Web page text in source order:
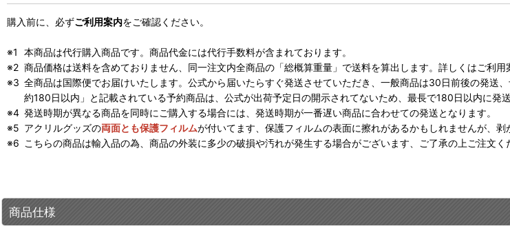
購入前に、必ずご利用案内をご確認ください。
本商品は代行購入商品です。商品代金には代行手数料が含まれております。
商品価格は送料を含めておりません、同一注文内全商品の「総概算重量」で送料を算出します。詳しくはご利用
全商品は国際便でお届けいたします。公式から届いたらすぐ発送させていただき、一般商品は30日前後の発
約180日以内」と記載されている予約商品は、公式が出荷予定日の開示されてないため、最長で180日以内に発
発送時期が異なる商品を同時にご購入する場合には、発送時期が一番遅い商品に合わせての発送となります。
アクリルグッズの両面とも保護フィルムが付いてます、保護フィルムの表面に擦れがあるかもしれませんが、
こちらの商品は輸入品の為、商品の外装に多少の破損や汚れが発生する場合がございます、ご了承の上ご注文く
商品仕様